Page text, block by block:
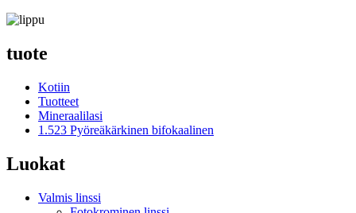
tuote
Kotiin
Tuotteet
Mineraalilasi
1.523 Pyöreäkärkinen bifokaalinen
Luokat
Valmis linssi